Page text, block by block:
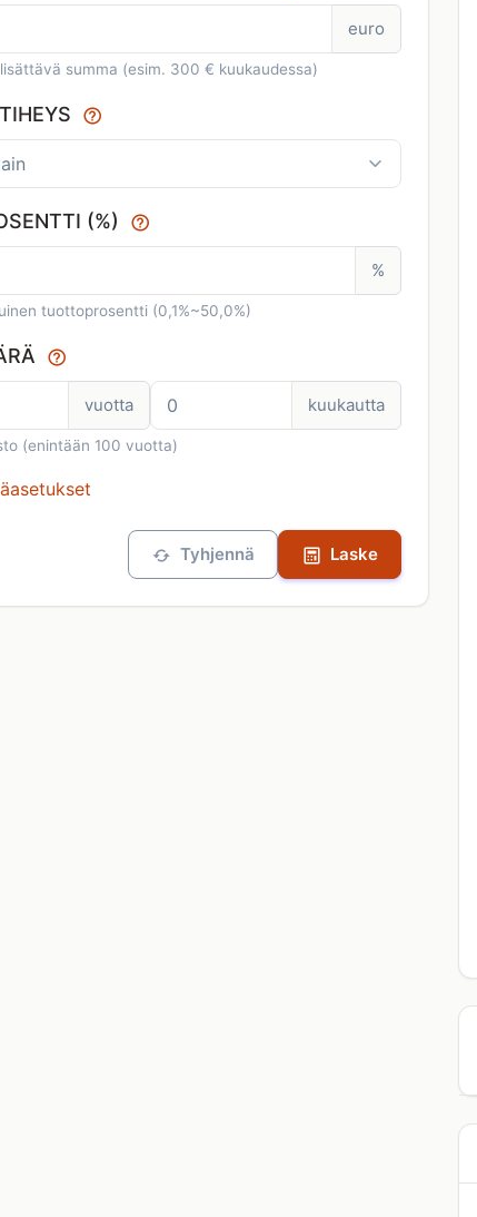
euro
summa (esim. 300 € kuukaudessa)
(%)
%
tuottoprosentti (0,1%~50,0%)
vuotta kuukautta
(enintään 100 vuotta)
Tyhjennä Laske